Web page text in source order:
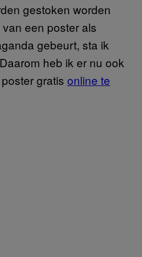
gestoken worden
een poster als
gebeurt, sta ik
heb ik er nu ook
gratis online te